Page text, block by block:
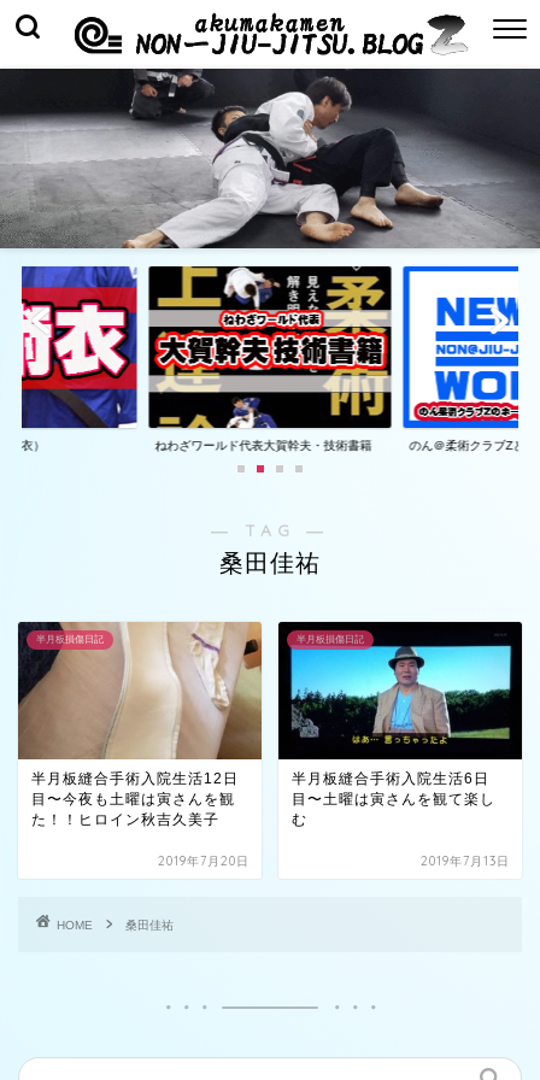
（衣） ねわざワールド代表大賀幹夫・技術書籍 のん＠柔術クラブZとは
― TAG ―
桑田佳祐
半月板損傷日記
半月板縫合手術入院生活12日
目〜今夜も土曜は寅さんを観
た！！ヒロイン秋吉久美子
2019年7月20日
半月板損傷日記
半月板縫合手術入院生活6日
目〜土曜は寅さんを観て楽し
む
2019年7月13日
HOME 桑田佳祐